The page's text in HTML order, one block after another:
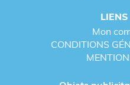
Mon
CONDITIONS